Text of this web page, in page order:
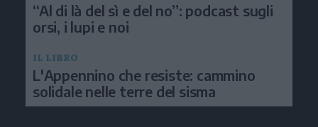
“Al di là del sì e del no”: podcast sugli
orsi, i lupi e noi
IL LIBRO
L'Appennino che resiste: cammino
solidale nelle terre del sisma